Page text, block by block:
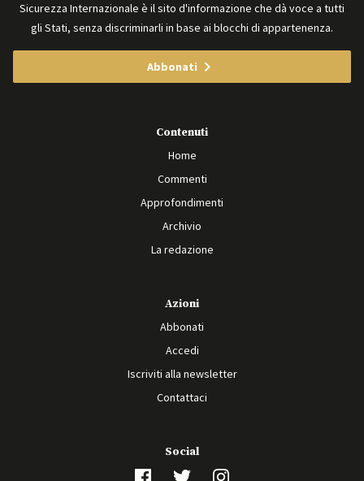
Sicurezza Internazionale è il sito d'informazione che dà voce a tutti
gli Stati, senza discriminarli in base ai blocchi di appartenenza.
Abbonati
Contenuti
Home
Commenti
Approfondimenti
Archivio
La redazione
Azioni
Abbonati
Accedi
Iscriviti alla newsletter
Contattaci
Social